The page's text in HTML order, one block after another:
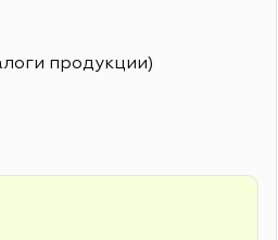
продукции)